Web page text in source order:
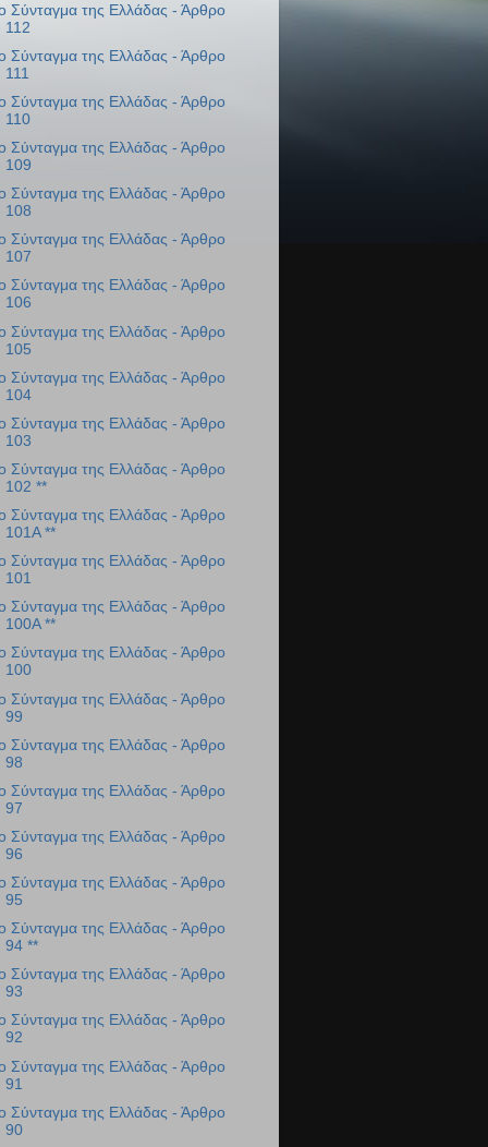
Σύνταγμα της Ελλάδας - Άρθρο
112
Σύνταγμα της Ελλάδας - Άρθρο
111
Σύνταγμα της Ελλάδας - Άρθρο
110
Σύνταγμα της Ελλάδας - Άρθρο
109
Σύνταγμα της Ελλάδας - Άρθρο
108
Σύνταγμα της Ελλάδας - Άρθρο
107
Σύνταγμα της Ελλάδας - Άρθρο
106
Σύνταγμα της Ελλάδας - Άρθρο
105
Σύνταγμα της Ελλάδας - Άρθρο
104
Σύνταγμα της Ελλάδας - Άρθρο
103
Σύνταγμα της Ελλάδας - Άρθρο
102 **
Σύνταγμα της Ελλάδας - Άρθρο
101Α **
Σύνταγμα της Ελλάδας - Άρθρο
101
Σύνταγμα της Ελλάδας - Άρθρο
100Α **
Σύνταγμα της Ελλάδας - Άρθρο
100
Σύνταγμα της Ελλάδας - Άρθρο
99
Σύνταγμα της Ελλάδας - Άρθρο
98
Σύνταγμα της Ελλάδας - Άρθρο
97
Σύνταγμα της Ελλάδας - Άρθρο
96
Σύνταγμα της Ελλάδας - Άρθρο
95
Σύνταγμα της Ελλάδας - Άρθρο
94 **
Σύνταγμα της Ελλάδας - Άρθρο
93
Σύνταγμα της Ελλάδας - Άρθρο
92
Σύνταγμα της Ελλάδας - Άρθρο
91
Σύνταγμα της Ελλάδας - Άρθρο
90